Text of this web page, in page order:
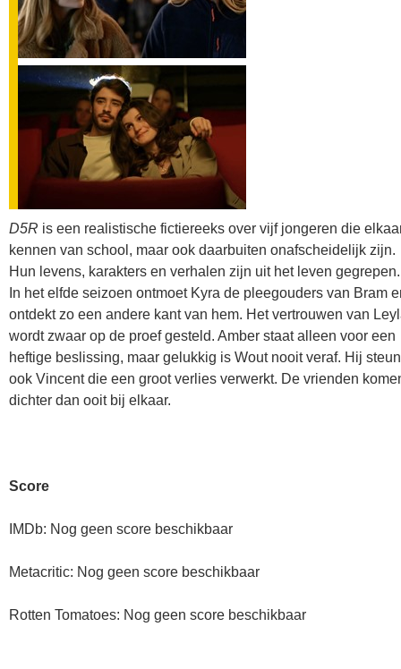
D5R is een realistische fictiereeks over vijf jongeren die
kennen van school, maar ook daarbuiten onafscheidelijk zijn.
Hun levens, karakters en verhalen zijn uit het leven gegrepen.
In het elfde seizoen ontmoet Kyra de pleegouders van Bram
ontdekt zo een andere kant van hem. Het vertrouwen van
wordt zwaar op de proef gesteld. Amber staat alleen voor een
heftige beslissing, maar gelukkig is Wout nooit veraf. Hij
ook Vincent die een groot verlies verwerkt. De vrienden
dichter dan ooit bij elkaar.
Score
IMDb: Nog geen score beschikbaar
Metacritic: Nog geen score beschikbaar
Rotten Tomatoes: Nog geen score beschikbaar